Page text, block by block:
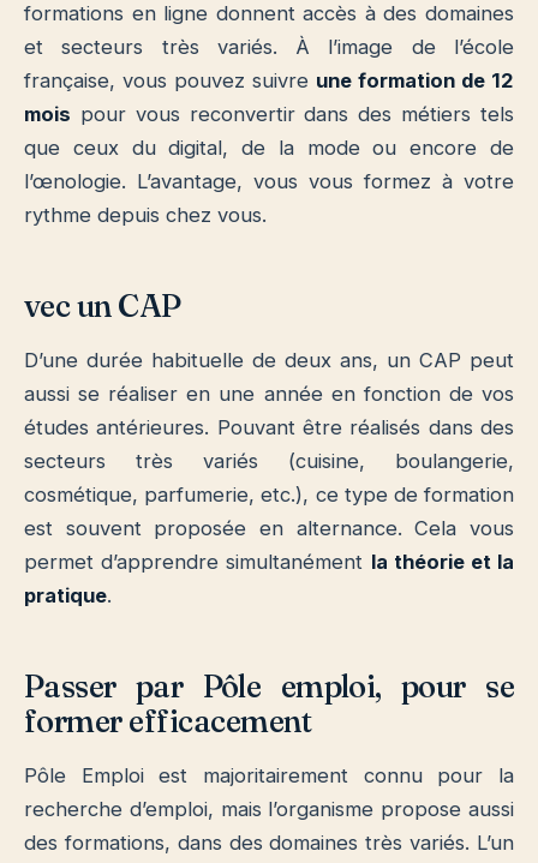
formations en ligne donnent accès à des domaines
et secteurs très variés. À l’image de l’école
française, vous pouvez suivre une formation de 12
mois pour vous reconvertir dans des métiers tels
que ceux du digital, de la mode ou encore de
l’œnologie. L’avantage, vous vous formez à votre
rythme depuis chez vous.
vec un CAP
D’une durée habituelle de deux ans, un CAP peut
aussi se réaliser en une année en fonction de vos
études antérieures. Pouvant être réalisés dans des
secteurs très variés (cuisine, boulangerie,
cosmétique, parfumerie, etc.), ce type de formation
est souvent proposée en alternance. Cela vous
permet d’apprendre simultanément la théorie et la
pratique.
Passer par Pôle emploi, pour se
former efficacement
Pôle Emploi est majoritairement connu pour la
recherche d’emploi, mais l’organisme propose aussi
des formations, dans des domaines très variés. L’un